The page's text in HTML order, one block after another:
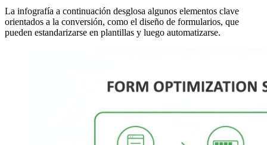
La infografía a continuación desglosa algunos elementos clave
orientados a la conversión, como el diseño de formularios, que
pueden estandarizarse en plantillas y luego automatizarse.